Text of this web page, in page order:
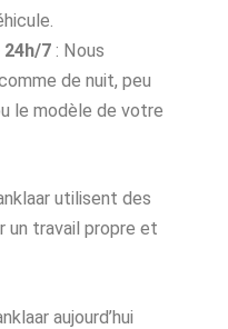
24h/7 : Nous
de nuit, peu
le modèle de votre
utilisent des
un travail propre et
aujourd’hui